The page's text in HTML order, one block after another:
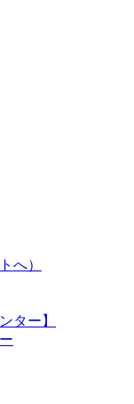
へ）
ター】